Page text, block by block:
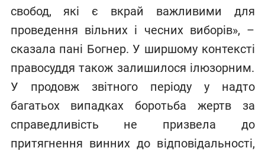
свобод, які є вкрай важливими для
проведення вільних і чесних виборів», –
сказала пані Богнер. У ширшому контексті
правосуддя також залишилося ілюзорним.
У продовж звітного періоду у надто
багатьох випадках боротьба жертв за
справедливість не призвела до
притягнення винних до відповідальності,